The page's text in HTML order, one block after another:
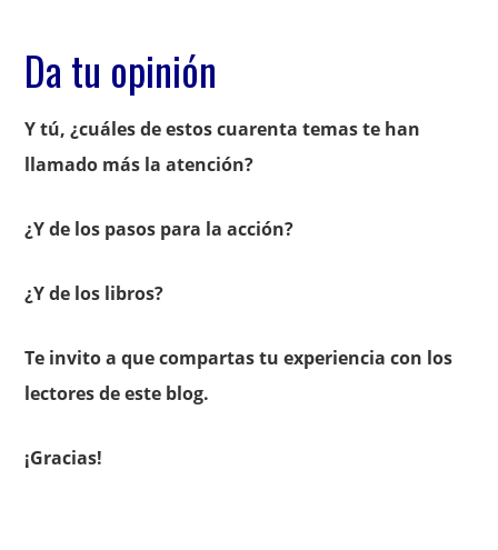
Da tu opinión
Y tú, ¿cuáles de estos cuarenta temas te han
llamado más la atención?
¿Y de los pasos para la acción?
¿Y de los libros?
Te invito a que compartas tu experiencia con los
lectores de este blog.
¡Gracias!